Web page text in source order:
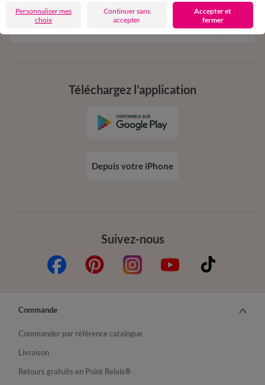
Suivez-nous
Téléchargez l’application
Depuis votre iPhone
Commande
Commander par référence catalogue
Livraison
Retours gratuits en Point Relais®
Personnaliser mes
choix
Continuer sans
accepter
Accepter et
fermer